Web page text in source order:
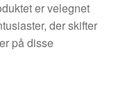
er velegnet
der skifter
på disse